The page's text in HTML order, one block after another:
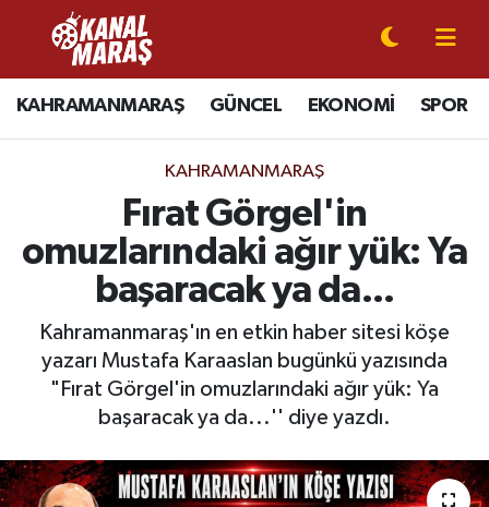
KAHRAMANMARAŞ GÜNCEL EKONOMİ SPOR
KAHRAMANMARAŞ
Fırat Görgel'in
omuzlarındaki ağır yük: Ya
başaracak ya da...
Kahramanmaraş'ın en etkin haber sitesi köşe
yazarı Mustafa Karaaslan bugünkü yazısında
"Fırat Görgel'in omuzlarındaki ağır yük: Ya
başaracak ya da...'' diye yazdı.
CANLI YAYIN
KAHRAMANMARAŞ
SPOR
SİYASET
EKONOMİ
GÜNDEM
MAGAZİN
Kahramanmaraş Nöbetçi Eczaneler
Kahramanmaraş Hava Durumu
Kahramanmaraş Namaz Vakitleri
Kahramanmaraş Trafik Yoğunluk Haritası
Süper Lig Puan Durumu ve Fikstür
Tüm Manşetler
Son Dakika Haberleri
Haber Arşivi